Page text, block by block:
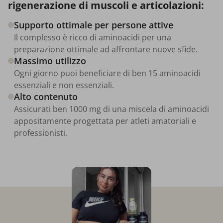
rigenerazione di muscoli e articolazioni:
Supporto ottimale per persone attive
Il complesso è ricco di aminoacidi per una
preparazione ottimale ad affrontare nuove sfide.
Massimo utilizzo
Ogni giorno puoi beneficiare di ben 15 aminoacidi
essenziali e non essenziali.
Alto contenuto
Assicurati ben 1000 mg di una miscela di aminoacidi
appositamente progettata per atleti amatoriali e
professionisti.